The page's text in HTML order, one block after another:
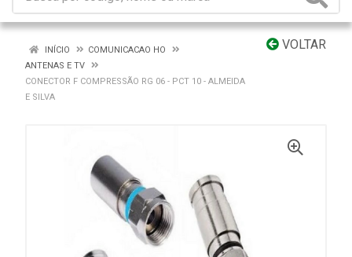
VOLTAR
INÍCIO
COMUNICACAO HO
ANTENAS E TV
CONECTOR F COMPRESSÃO RG 06 - PCT 10 - ALMEIDA
E SILVA